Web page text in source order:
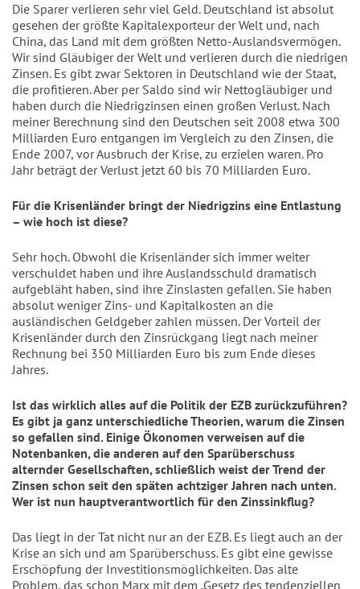
Die Sparer verlieren sehr viel Geld. Deutschland ist absolut
gesehen der größte Kapitalexporteur der Welt und, nach
China, das Land mit dem größten Netto-Auslandsvermögen.
Wir sind Gläubiger der Welt und verlieren durch die niedrigen
Zinsen. Es gibt zwar Sektoren in Deutschland wie der Staat,
die profitieren. Aber per Saldo sind wir Nettogläubiger und
haben durch die Niedrigzinsen einen großen Verlust. Nach
meiner Berechnung sind den Deutschen seit 2008 etwa 300
Milliarden Euro entgangen im Vergleich zu den Zinsen, die
Ende 2007, vor Ausbruch der Krise, zu erzielen waren. Pro
Jahr beträgt der Verlust jetzt 60 bis 70 Milliarden Euro.
Für die Krisenländer bringt der Niedrigzins eine Entlastung
– wie hoch ist diese?
Sehr hoch. Obwohl die Krisenländer sich immer weiter
verschuldet haben und ihre Auslandsschuld dramatisch
aufgebläht haben, sind ihre Zinslasten gefallen. Sie haben
absolut weniger Zins- und Kapitalkosten an die
ausländischen Geldgeber zahlen müssen. Der Vorteil der
Krisenländer durch den Zinsrückgang liegt nach meiner
Rechnung bei 350 Milliarden Euro bis zum Ende dieses
Jahres.
Ist das wirklich alles auf die Politik der EZB zurückzuführen?
Es gibt ja ganz unterschiedliche Theorien, warum die Zinsen
so gefallen sind. Einige Ökonomen verweisen auf die
Notenbanken, die anderen auf den Sparüberschuss
alternder Gesellschaften, schließlich weist der Trend der
Zinsen schon seit den späten achtziger Jahren nach unten.
Wer ist nun hauptverantwortlich für den Zinssinkflug?
Das liegt in der Tat nicht nur an der EZB. Es liegt auch an der
Krise an sich und am Sparüberschuss. Es gibt eine gewisse
Erschöpfung der Investitionsmöglichkeiten. Das alte
Problem, das schon Marx mit dem „Gesetz des tendenziellen